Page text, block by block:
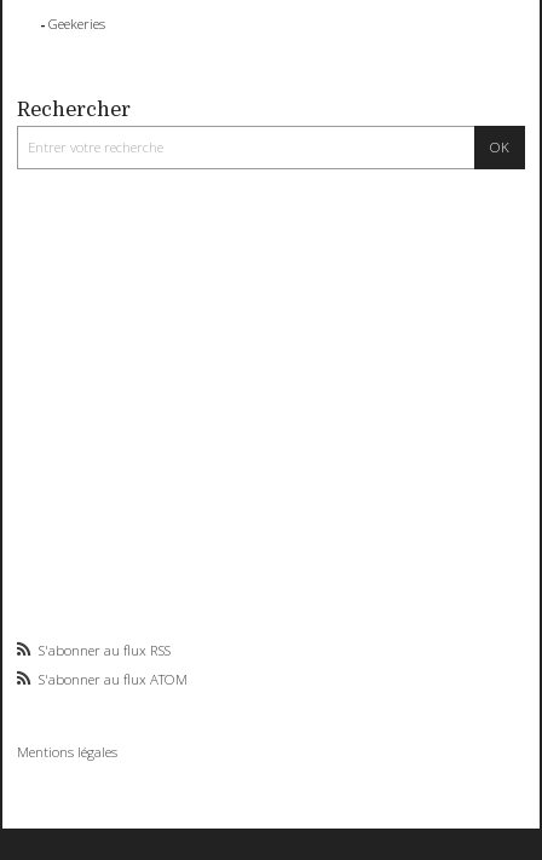
Geekeries
Rechercher
S'abonner au flux RSS
S'abonner au flux ATOM
Mentions légales